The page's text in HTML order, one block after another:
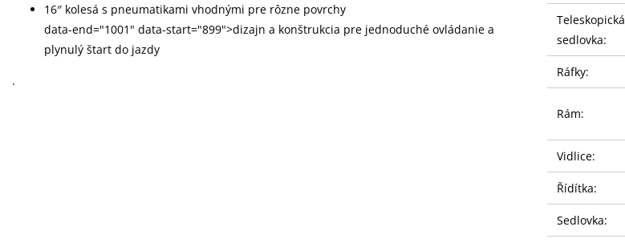
16″ kolesá s pneumatikami vhodnými pre rôzne povrchy
data-end="1001" data-start="899">dizajn a konštrukcia pre jednoduché ovládanie a
plynulý štart do jazdy
.
Teleskopická
sedlovka:
Ráfky:
Rám:
Vidlice:
Řídítka:
Sedlovka: